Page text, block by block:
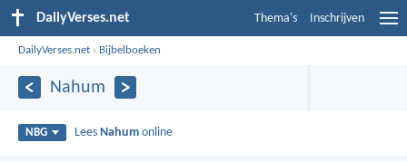
DailyVerses.net Thema's Inschrijven
DailyVerses.net › Bijbelboeken
Nahum
NBG Lees Nahum online